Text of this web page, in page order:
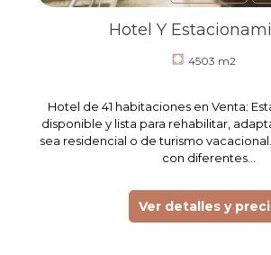
Hotel Y
4503 m2
Hotel de 41 habitaciones en Venta:
disponible y lista para rehabilitar,
sea residencial o de turismo
con diferentes…
Ver detalles y